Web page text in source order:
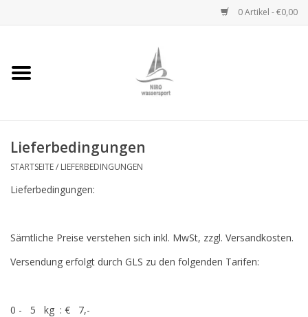
0 Artikel - €0,00
Startseite
Niro Ketten
Niro Drahtseile
Wantenseile
Lieferbedingungen
STARTSEITE/ LIEFERBEDINGUNGEN
Lieferbedingungen:
Sämtliche Preise verstehen sich inkl. MwSt, zzgl. Versandkosten.
Versendung erfolgt durch GLS zu den folgenden Tarifen:
0 - 5 kg : € 7,-